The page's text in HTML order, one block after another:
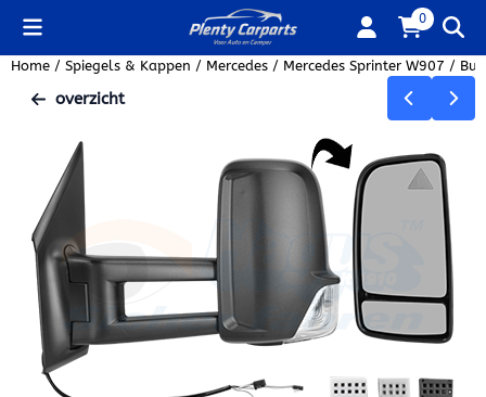
Cookievoorkeuren zijn beschikbaar. Kies instellingen of sta
0
Home / Spiegels & Kappen / Mercedes / Mercedes Sprinter W907 /
overzicht